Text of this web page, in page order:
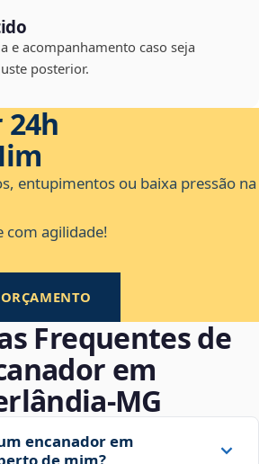
e acompanhamento caso seja
posterior.
24h
entupimentos ou baixa pressão na
com agilidade!
Frequentes de
em
encanador em